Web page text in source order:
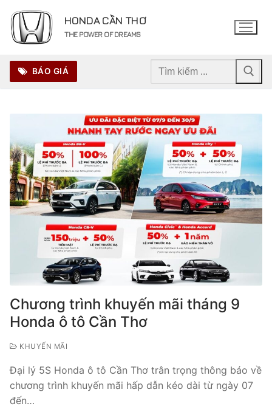
đến
nội
HONDA CẦN THƠ
THE POWER OF DREAMS
BÁO GIÁ
Tìm
Chương trình khuyến mãi tháng 9
Honda ô tô Cần Thơ
KHUYẾN MÃI
Đại lý 5S Honda ô tô Cần Thơ trân trọng thông báo về
chương trình khuyến mãi hấp dẫn kéo dài từ ngày 07
đến…